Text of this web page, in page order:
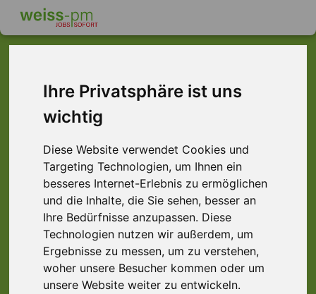
Ihre Privatsphäre ist uns
wichtig
Diese Website verwendet Cookies und
Targeting Technologien, um Ihnen ein
besseres Internet-Erlebnis zu ermöglichen
und die Inhalte, die Sie sehen, besser an
Ihre Bedürfnisse anzupassen. Diese
Technologien nutzen wir außerdem, um
Ergebnisse zu messen, um zu verstehen,
woher unsere Besucher kommen oder um
unsere Website weiter zu entwickeln.
Dieser Job ist leider
nicht mehr verfügbar ...
... aber vielleicht ist hier etwas dabei: